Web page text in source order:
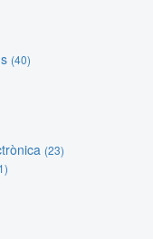
(40)
(23)